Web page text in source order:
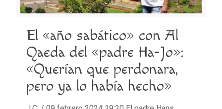
El «año sabático» con Al
Qaeda del «padre Ha-Jo»:
«Querían que perdonara,
pero ya lo había hecho»